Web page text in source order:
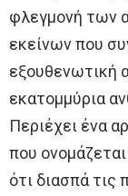
φλεγμονή των
εκείνων που
εξουθενωτική
εκατομμύρια
Περιέχει ένα
που
ότι διασπά τις